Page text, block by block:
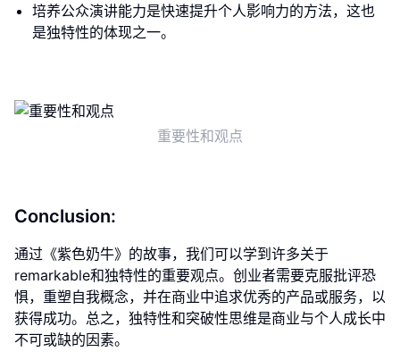
培养公众演讲能力是快速提升个人影响力的方法，这也
是独特性的体现之一。
重要性和观点
Conclusion:
通过《紫色奶牛》的故事，我们可以学到许多关于
remarkable和独特性的重要观点。创业者需要克服批评恐
惧，重塑自我概念，并在商业中追求优秀的产品或服务，以
获得成功。总之，独特性和突破性思维是商业与个人成长中
不可或缺的因素。